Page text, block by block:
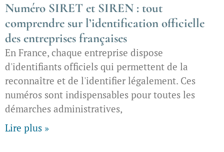
Numéro SIRET et SIREN : tout
comprendre sur l’identification officielle
des entreprises françaises
En France, chaque entreprise dispose
d'identifiants officiels qui permettent de la
reconnaître et de l'identifier légalement. Ces
numéros sont indispensables pour toutes les
démarches administratives,
Lire plus »